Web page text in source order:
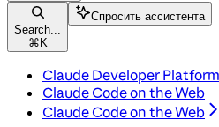
Search...
⌘ K
Спросить ассистента
Claude Developer Platform
Claude Code on the Web
Claude Code on the Web